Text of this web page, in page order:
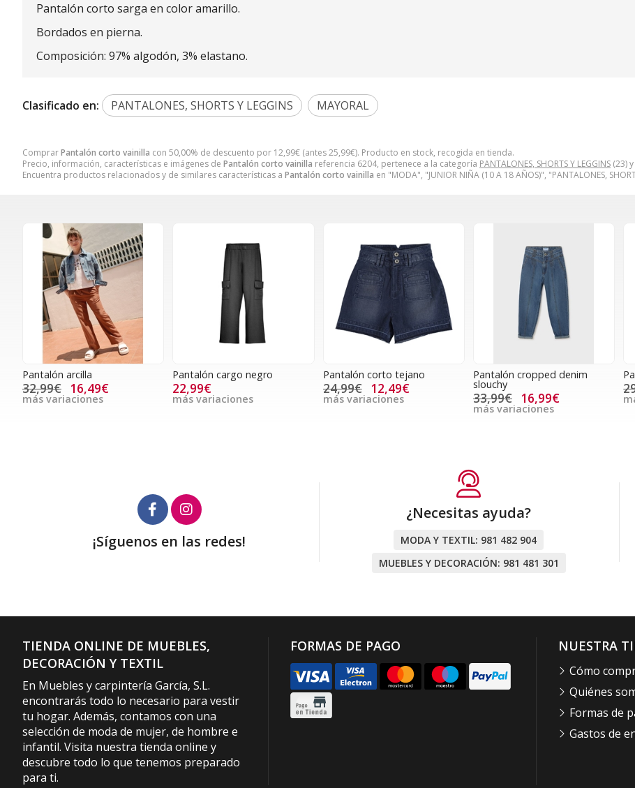
ComprarPantalón corto vainilla con 50,00% de descuento por 12,99€ (antes25,99€). Producto en stock, recogida en tienda.
Precio, información, características e imágenes de Pantalón corto vainilla referencia 6204, pertenece a la categoría PANTALONES, SHORTS Y LEGGINS (23)
Encuentra productos relacionados y de similares características a Pantalón corto vainilla en "MODA", "JUNIOR NIÑA (10 A 18 AÑOS)", "PANTALONES,
Pantalón corto sarga en color amarillo.
Bordados en pierna.
Composición: 97% algodón, 3% elastano.
Clasificado en: PANTALONES, SHORTS Y LEGGINS MAYORAL
Pantalón arcilla
32,99€ 16,49€
más variaciones
Pantalón cargo negro
22,99€
más variaciones
Pantalón corto tejano
24,99€ 12,49€
más variaciones
Pantalón cropped denim
slouchy
33,99€ 16,99€
más variaciones
¡Síguenos en las redes!
¿Necesitas ayuda?
MODA Y TEXTIL: 981 482 904
MUEBLES Y DECORACIÓN: 981 481 301
TIENDA ONLINE DE MUEBLES,
DECORACIÓN Y TEXTIL
En Muebles y carpintería García, S.L.
encontrarás todo lo necesario para vestir
tu hogar. Además, contamos con una
selección de moda de mujer, de hombre e
infantil. Visita nuestra tienda online y
descubre todo lo que tenemos preparado
para ti.
FORMAS DE PAGO NUESTRA
Cómo
Quiénes
Formas de
Gastos de